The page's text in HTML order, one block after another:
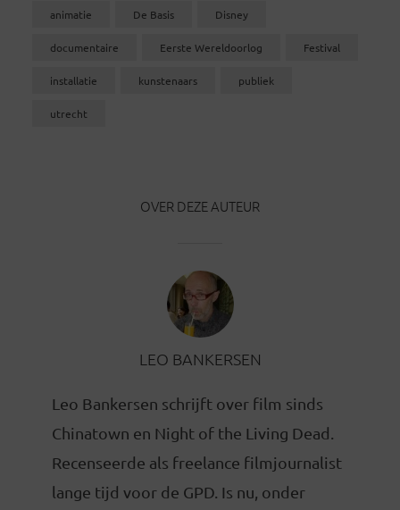
animatie De Basis Disney
documentaire Eerste Wereldoorlog Festival
installatie kunstenaars publiek
utrecht
OVER DEZE AUTEUR
LEO BANKERSEN
Leo Bankersen schrijft over film sinds
Chinatown en Night of the Living Dead.
Recenseerde als freelance filmjournalist
lange tijd voor de GPD. Is nu, onder